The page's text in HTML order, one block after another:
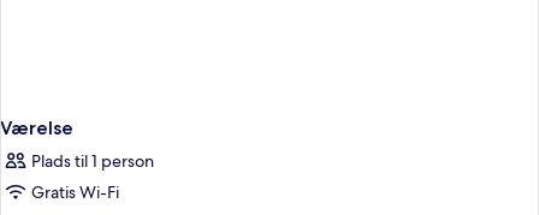
Værelse
Plads til 1 person
Gratis Wi-Fi